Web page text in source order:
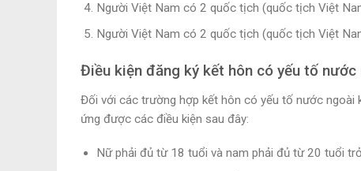
Người Việt Nam có 2 quốc tịch (quốc tịch Việt
Người Việt Nam có 2 quốc tịch (quốc tịch Việt
Điều kiện đăng ký kết hôn có yếu tố nước
Đối với các trường hợp kết hôn có yếu tố nước ngoài
ứng được các điều kiện sau đây:
Nữ phải đủ từ 18 tuổi và nam phải đủ từ 20 tuổi